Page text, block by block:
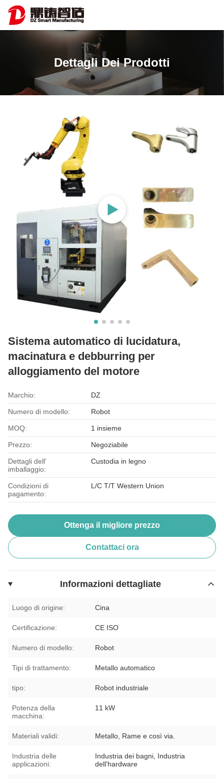
Dettagli Dei Prodotti
Sistema automatico di lucidatura,
macinatura e debburring per
alloggiamento del motore
Marchio: DZ
Numero di modello: Robot
MOQ: 1 insieme
Prezzo: Negoziabile
Dettagli dell'
imballaggio:
Custodia in legno
Condizioni di
pagamento:
L/C T/T Western Union
Ottenga il migliore prezzo
Contattaci ora
Informazioni dettagliate
Luogo di origine: Cina
Certificazione: CE ISO
Numero di modello: Robot
Tipi di trattamento: Metallo automatico
tipo: Robot industriale
Potenza della
macchina:
11 kW
Materiali validi: Metallo, Rame e così via.
Industria delle
applicazioni:
Industria dei bagni, Industria
dell'hardware